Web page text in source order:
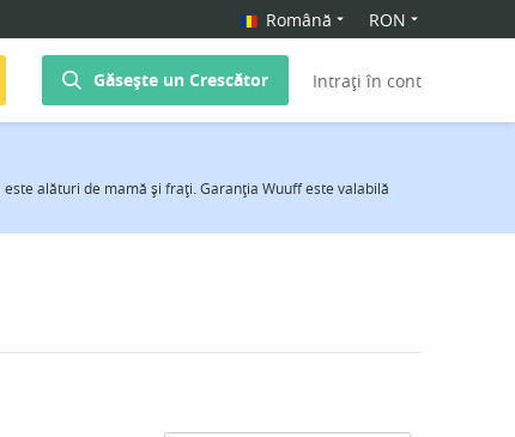
Română RON
Găsește un Crescător Intrați în cont
alături de mamă şi fraţi. Garanţia Wuuff este valabilă